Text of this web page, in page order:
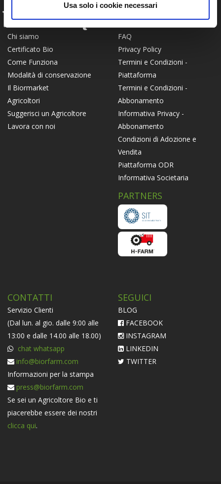
Usa solo i cookie necessari
Chi siamo
Certificato Bio
Come Funziona
Modalità di conservazione
Il Biormarket
Agricoltori
Suggerisci un Agricoltore
Lavora con noi
INFO
FAQ
Privacy Policy
Termini e Condizioni -
Piattaforma
Termini e Condizioni -
Abbonamento
Informativa Privacy -
Abbonamento
Condizioni di Adozione e
Vendita
Piattaforma ODR
Informativa Societaria
PARTNERS
CONTATTI
Servizio Clienti
(Dal lun. al gio. dalle 9:00 alle
13:00 e dalle 14.00 alle 18.00)
chat whatsapp
info@biorfarm.com
Informazioni per la stampa
press@biorfarm.com
Se sei un Agricoltore Bio e ti
piacerebbe essere dei nostri
clicca qui.
SEGUICI
BLOG
FACEBOOK
INSTAGRAM
LINKEDIN
TWITTER